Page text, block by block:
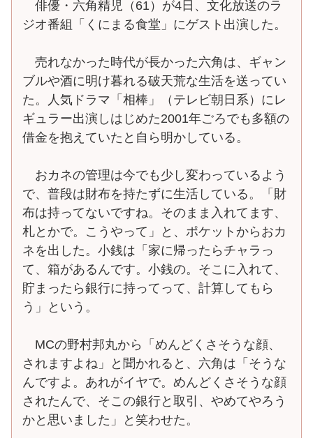
俳優・六角精児（61）が4日、文化放送のラ
ジオ番組「くにまる食堂」にゲスト出演した。
売れなかった時代が長かった六角は、ギャン
ブルや酒に明け暮れる破天荒な生活を送ってい
た。人気ドラマ「相棒」（テレビ朝日系）にレ
ギュラー出演しはじめた2001年ごろでも多額の
借金を抱えていたと自ら明かしている。
おカネの管理は今でも少し変わっているよう
で、普段は財布を持たずに生活している。「財
布は持ってないですね。そのまま入れてます、
札とかで。こうやって」と、ポケットからおカ
ネを出した。小銭は「家に帰ったらチャラっ
て、箱があるんです。小銭の。そこに入れて、
貯まったら銀行に持ってって、計算してもら
う」という。
MCの野村邦丸から「めんどくさそうな顔、
されますよね」と聞かれると、六角は「そうな
んですよ。あれがイヤで。めんどくさそうな顔
されたんで、そこの銀行と取引、やめてやろう
かと思いました」と笑わせた。